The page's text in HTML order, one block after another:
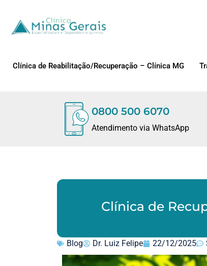
Clínica de Reabilitação/Recuperação – Clínica MG
0800 500 6070
Atendimento via WhatsApp
Clínica de
Blog Dr. Luiz Felipe 22/12/2025